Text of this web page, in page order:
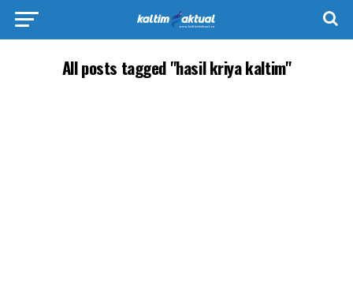
All posts tagged "hasil kriya kaltim"